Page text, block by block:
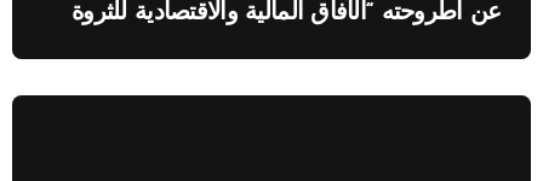
عن اطروحته “الآفاق المالية والاقتصادية للثروة